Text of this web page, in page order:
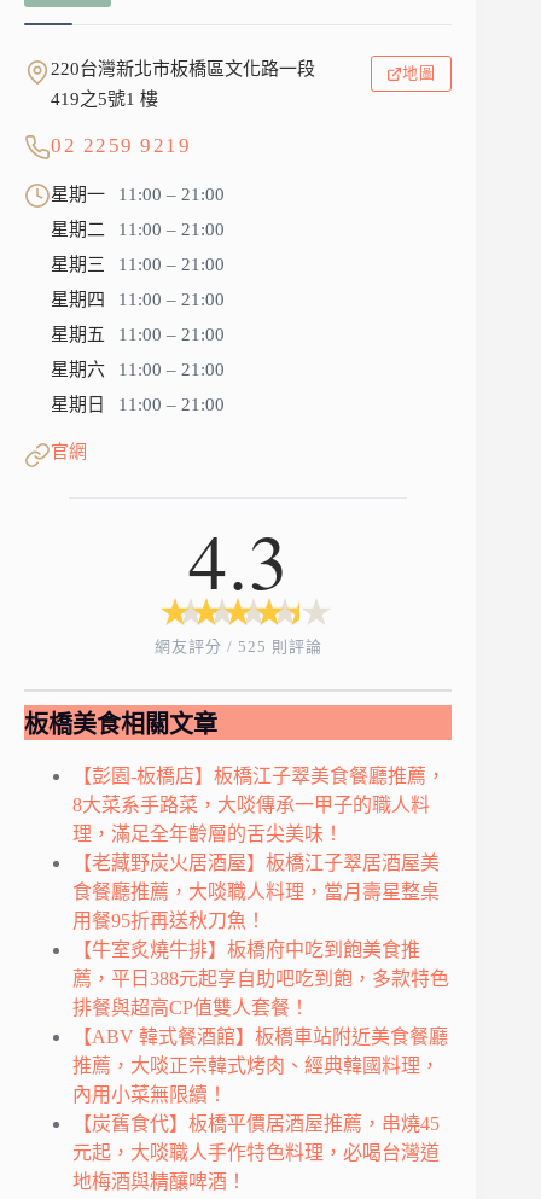
220台灣新北市板橋區文化路一段
419之5號1 樓
地圖
02 2259 9219
星期一
11:00 – 21:00
星期二
11:00 – 21:00
星期三
11:00 – 21:00
星期四
11:00 – 21:00
星期五
11:00 – 21:00
星期六
11:00 – 21:00
星期日
11:00 – 21:00
官網
4.3
★
★ ★
★ ★
★ ★
★ ★
★
網友評分 / 525 則評論
板橋美食相關文章
【彭園-板橋店】板橋江子翠美食餐廳推薦，
8大菜系手路菜，大啖傳承一甲子的職人料
理，滿足全年齡層的舌尖美味！
【老藏野炭火居酒屋】板橋江子翠居酒屋美
食餐廳推薦，大啖職人料理，當月壽星整桌
用餐95折再送秋刀魚！
【牛室炙燒牛排】板橋府中吃到飽美食推
薦，平日388元起享自助吧吃到飽，多款特色
排餐與超高CP值雙人套餐！
【ABV 韓式餐酒館】板橋車站附近美食餐廳
推薦，大啖正宗韓式烤肉、經典韓國料理，
內用小菜無限續！
【炭舊食代】板橋平價居酒屋推薦，串燒45
元起，大啖職人手作特色料理，必喝台灣道
地梅酒與精釀啤酒！